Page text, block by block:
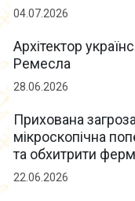
04.07.2026
Архітектор
Ремесла
28.06.2026
Прихована
мікроскопічна
та обхитрити
22.06.2026